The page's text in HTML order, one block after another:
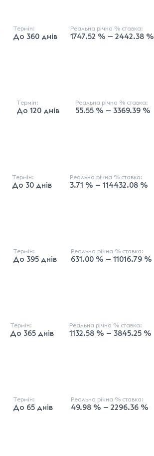
Термін:
До 360 днів
Реальна річна % ставка:
1747.52 % — 2442.38 %
Термін:
До 120 днів
Реальна річна % ставка:
55.55 % — 3369.39 %
Термін:
До 30 днів
Реальна річна % ставка:
3.71 % — 114432.08 %
Термін:
До 395 днів
Реальна річна % ставка:
631.00 % — 11016.79 %
Термін:
До 365 днів
Реальна річна % ставка:
1132.58 % — 3845.25 %
Термін:
До 65 днів
Реальна річна % ставка:
49.98 % — 2296.36 %